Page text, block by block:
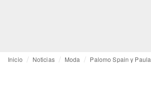
Inicio Noticias Moda